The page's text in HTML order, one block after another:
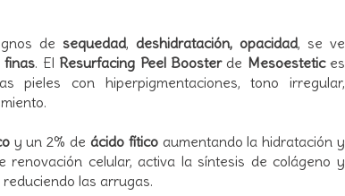
de sequedad, deshidratación, opacidad, se ve
finas. El Resurfacing Peel Boosterde Mesoestetices
con hiperpigmentaciones, tono irregular,
y un 2% de ácido fíticoaumentando la hidratación y
renovación celular, activa la síntesis de colágeno y
las arrugas.